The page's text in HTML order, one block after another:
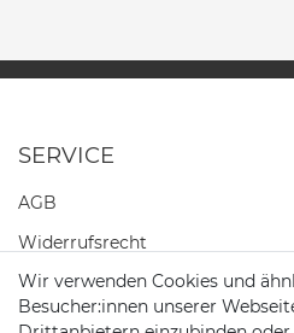
SERVICE
AGB
Widerrufs­recht
Daten­schutz­erklärung
Impressum
Wir verwenden Cookies und
Besucher:innen unserer